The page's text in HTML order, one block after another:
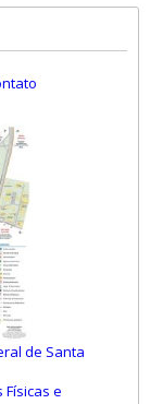
de Santa
Físicas e